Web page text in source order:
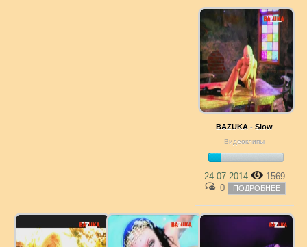
BAZUKA - Slow
Видеоклипы
24.07.2014
1569
0
ПОДРОБНЕЕ